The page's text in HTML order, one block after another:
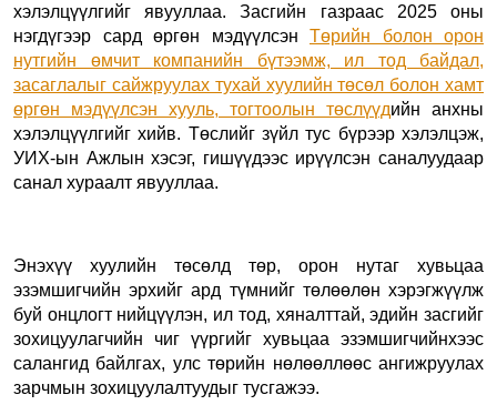
хэлэлцүүлгийг явууллаа. Засгийн газраас 2025 оны
нэгдүгээр сард өргөн мэдүүлсэн Төрийн болон орон
нутгийн өмчит компанийн бүтээмж, ил тод байдал,
засаглалыг сайжруулах тухай хуулийн төсөл болон хамт
өргөн мэдүүлсэн хууль, тогтоолын төслүүдийн анхны
хэлэлцүүлгийг хийв. Төслийг зүйл тус бүрээр хэлэлцэж,
УИХ-ын Ажлын хэсэг, гишүүдээс ирүүлсэн саналуудаар
санал хураалт явууллаа.
Энэхүү хуулийн төсөлд төр, орон нутаг хувьцаа
эзэмшигчийн эрхийг ард түмнийг төлөөлөн хэрэгжүүлж
буй онцлогт нийцүүлэн, ил тод, хяналттай, эдийн засгийг
зохицуулагчийн чиг үүргийг хувьцаа эзэмшигчийнхээс
салангид байлгах, улс төрийн нөлөөллөөс ангижруулах
зарчмын зохицуулалтуудыг тусгажээ.